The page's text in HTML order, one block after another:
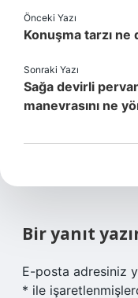
Önceki Yazı
Konuşma tarzı ne
Sonraki Yazı
Sağa devirli
manevrasını ne
Bir yanıt
E-posta adresiniz
* ile